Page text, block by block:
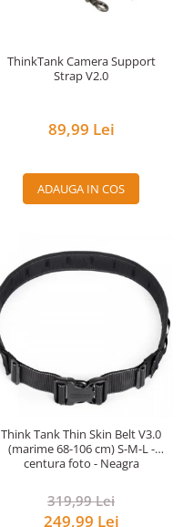
ThinkTank Camera Support
Strap V2.0
89,99 Lei
ADAUGA IN COS
Think Tank Thin Skin Belt V3.0
(marime 68-106 cm) S-M-L -
centura foto - Neagra
319,99 Lei
249,99 Lei